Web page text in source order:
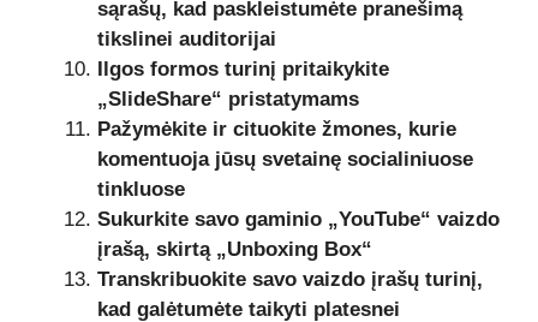
sąrašų, kad paskleistumėte pranešimą
tikslinei auditorijai
Ilgos formos turinį pritaikykite
„SlideShare“ pristatymams
Pažymėkite ir cituokite žmones, kurie
komentuoja jūsų svetainę socialiniuose
tinkluose
Sukurkite savo gaminio „YouTube“ vaizdo
įrašą, skirtą „Unboxing Box“
Transkribuokite savo vaizdo įrašų turinį,
kad galėtumėte taikyti platesnei